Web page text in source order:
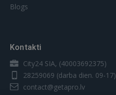
Blogs
Kontakti
City24 SIA, (40003692375)
28259069 (darba dien. 09-17)
contact@getapro.lv